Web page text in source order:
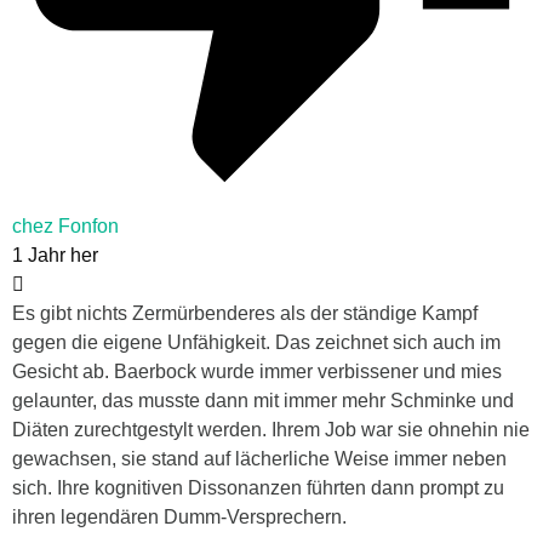
chez Fonfon
1 Jahr her
Es gibt nichts Zermürbenderes als der ständige Kampf
gegen die eigene Unfähigkeit. Das zeichnet sich auch im
Gesicht ab. Baerbock wurde immer verbissener und mies
gelaunter, das musste dann mit immer mehr Schminke und
Diäten zurechtgestylt werden. Ihrem Job war sie ohnehin nie
gewachsen, sie stand auf lächerliche Weise immer neben
sich. Ihre kognitiven Dissonanzen führten dann prompt zu
ihren legendären Dumm-Versprechern.